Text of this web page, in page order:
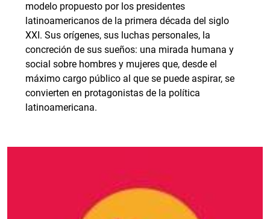
modelo propuesto por los presidentes
latinoamericanos de la primera década del siglo
XXI. Sus orígenes, sus luchas personales, la
concreción de sus sueños: una mirada humana y
social sobre hombres y mujeres que, desde el
máximo cargo público al que se puede aspirar, se
convierten en protagonistas de la política
latinoamericana.